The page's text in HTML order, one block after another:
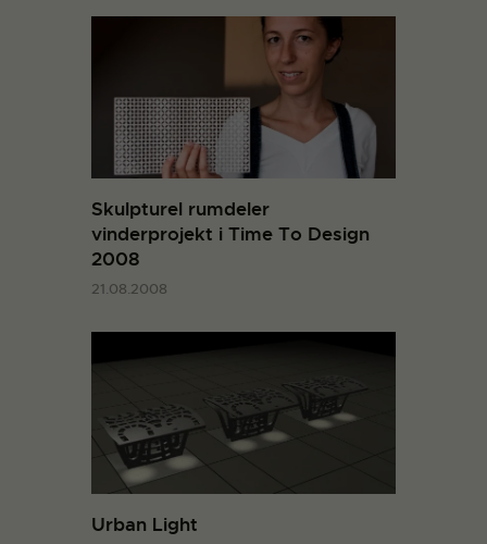
Skulpturel rumdeler
vinderprojekt i Time To Design
2008
21.08.2008
Urban Light